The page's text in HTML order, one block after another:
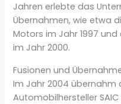
Jahren erlebte das
Übernahmen, wie etwa
Motors im Jahr 1997
im Jahr 2000.
Fusionen und
Im Jahr 2004 übernahm
Automobilhersteller